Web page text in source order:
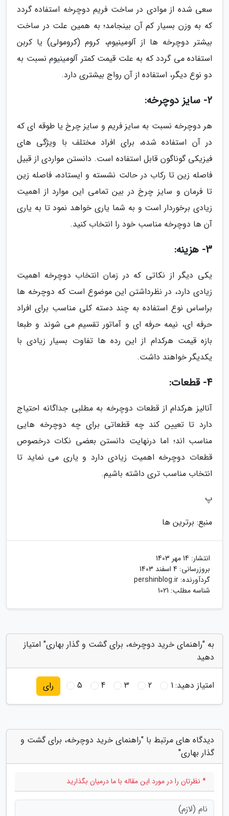
سعی شده از موادی در ساخت فریم دوچرخه استفاده گردد
که به وزن بسیار کم آن بینجامد؛ به همین علت در ساخت
بیشتر دوچرخه ها از آلومینیوم، کروم (کرومولی) یا کربن
استفاده می گردد که به علت قیمت کمتر آلومینیوم نسبت به
دو نوع دیگر، استفاده از آن رواج بیشتری دارد.
2- سایز دوچرخه:
هر دوچرخه نسبت به سایز فریم و سایز چرخ یا طوقه ای که
در آن استفاده شده، برای افراد مختلف با ویژگی های
فیزیکی گوناگون قابل استفاده است. دانستن مواردی از قبیل
فاصله زین تا رکاب در حالت نشسته و ایستاده، فاصله زین
تا فرمان و سایز چرخ در بین تمامی این موارد از اهمیت
زیادی برخوردار است و به شما یاری خواهد نمود تا به یاری
آن ها دوچرخه مناسب خود را انتخاب کنید.
3- هزینه:
یکی دیگر از نکاتی که در زمان انتخاب دوچرخه اهمیت
زیادی دارد، در نظرداشتن این موضوع است که دوچرخه ها
براساس نوع استفاده به چند دسته کلی مناسب برای افراد
حرفه ای، نیمه حرفه ای و آماتور تقسیم می شوند و طبعا
بازه قیمت هرکدام از این رده ها تفاوت بسیار زیادی با
یکدیگر خواهند داشت.
4- قطعات:
آنالیز هرکدام از قطعات دوچرخه به مطلبی جداگانه احتیاج
دارد تا تعیین کند چه قطعاتی برای چه دوچرخه هایی
مناسب اند؛ اما درنهایت دانستن بعضی نکات درخصوص
قطعات دوچرخه اهمیت زیادی دارد و یاری می نماید تا
انتخاب مناسب تری داشته باشیم.
پ
منبع: برترین ها
انتشار: 14 مهر 1403
بروزرسانی: 4 اسفند 1403
گردآورنده: pershinblog.ir
شناسه مطلب: 1021
به "راهنمای خرید دوچرخه، برای گشت و گذار بهاری" امتیاز
دهید
امتیاز دهید:1
2
3
4
5 رای
دیدگاه های مرتبط با "راهنمای خرید دوچرخه، برای گشت و
گذار بهاری"
* نظرتان را در مورد این مقاله با ما درمیان بگذارید